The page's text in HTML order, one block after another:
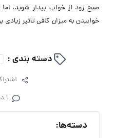
صبح زود از خواب بیدار شوید،
خوابیدن به میزان کافی تاثیر
دسته بندی :
1 دیدگاه
دسته‌ها: